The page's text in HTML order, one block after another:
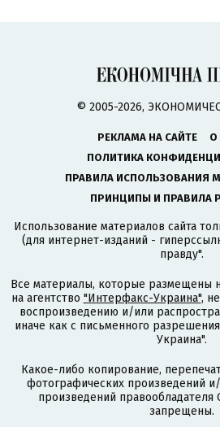
© 2005-2026,
РЕКЛАМА НА САЙТЕ
О
ПОЛИТИКА
ПРАВИЛА ИСПОЛЬЗОВАНИЯ
ПРИНЦИПЫ И ПРАВИЛА
Использование материалов сайта
(для интернет-изданий -
правду".
Все материалы, которые размещены
на агентство "Интерфакс-Украина",
воспроизведению и/или
иначе как с письменного
Украина".
Какое-либо копирование,
фотографических произведений
произведений правообладателя
запрещены.